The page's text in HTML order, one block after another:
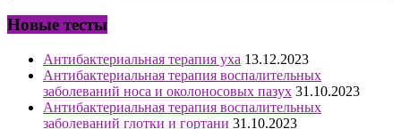
Новые тесты
Антибактериальная терапия уха 13.12.2023
Антибактериальная терапия воспалительных
заболеваний носа и околоносовых пазух 31.10.2023
Антибактериальная терапия воспалительных
заболеваний глотки и гортани 31.10.2023